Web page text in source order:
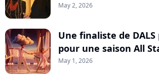
May 2, 2026
Une finaliste de
pour une saison All
May 1, 2026